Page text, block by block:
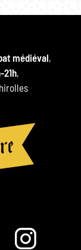
médiéval ,
21h,